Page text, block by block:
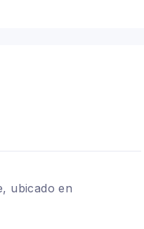
ubicado en